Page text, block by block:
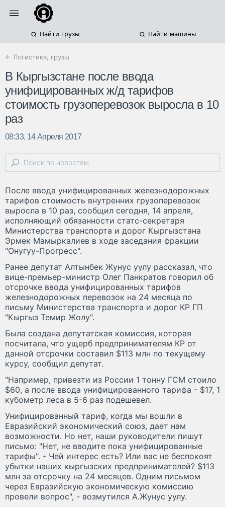
Найти грузы Найти машины
← Логистика, грузы
В Кыргызстане после ввода
унифицированных ж/д тарифов
стоимость грузоперевозок выросла в 10
раз
08:33, 14 Апреля 2017
После ввода унифицированных железнодорожных
тарифов стоимость внутренних грузоперевозок
выросла в 10 раз, сообщил сегодня, 14 апреля,
исполняющий обязанности статс-секретаря
Министерства транспорта и дорог Кыргызстана
Эрмек Мамыркалиев в ходе заседания фракции
"Онугуу-Прогресс".
Ранее депутат Алтынбек Жунус уулу рассказал, что
вице-премьер-министр Олег Панкратов говорил об
отсрочке ввода унифицированных тарифов
железнодорожных перевозок на 24 месяца по
письму Министерства транспорта и дорог КР ГП
"Кыргыз Темир Жолу".
Была создана депутатская комиссия, которая
посчитала, что ущерб предпринимателям КР от
данной отсрочки составил $113 млн по текущему
курсу, сообщил депутат.
"Например, привезти из России 1 тонну ГСМ стоило
$60, а после ввода унифицированного тарифа - $17, 1
кубометр леса в 5-6 раз подешевел.
Унифицированный тариф, когда мы вошли в
Евразийский экономический союз, дает нам
возможности. Но нет, наши руководители пишут
письмо: "Нет, не вводите пока унифицированные
тарифы". - Чей интерес есть? Или вас не беспокоят
убытки наших кыргызских предпринимателей? $113
млн за отсрочку на 24 месяцев. Одним письмом
через Евразийскую экономическую комиссию
провели вопрос", - возмутился А.Жунус уулу.